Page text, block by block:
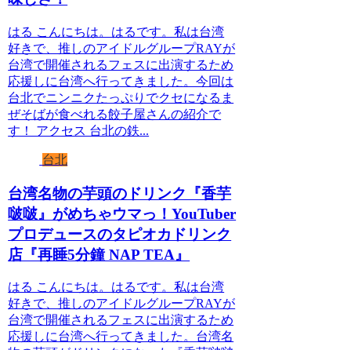
はる こんにちは。はるです。私は台湾
好きで、推しのアイドルグループRAYが
台湾で開催されるフェスに出演するため
応援しに台湾へ行ってきました。今回は
台北でニンニクたっぷりでクセになるま
ぜそばが食べれる餃子屋さんの紹介で
す！ アクセス 台北の鉄...
台北
台湾名物の芋頭のドリンク『香芋
啵啵』がめちゃウマっ！YouTuber
プロデュースのタピオカドリンク
店『再睡5分鐘 NAP TEA』
はる こんにちは。はるです。私は台湾
好きで、推しのアイドルグループRAYが
台湾で開催されるフェスに出演するため
応援しに台湾へ行ってきました。台湾名